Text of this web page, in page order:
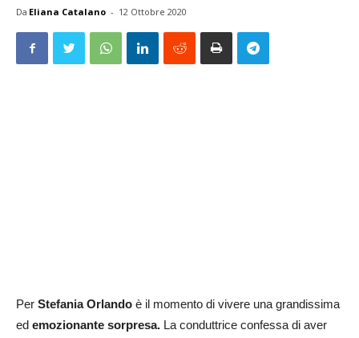
Da Eliana Catalano - 12 Ottobre 2020
Per Stefania Orlando è il momento di vivere una grandissima
ed emozionante sorpresa. La conduttrice confessa di aver